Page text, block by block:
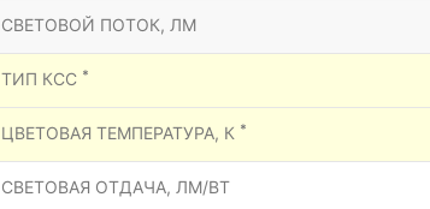
СВЕТОВОЙ ПОТОК, ЛМ
ТИП КСС *
ЦВЕТОВАЯ ТЕМПЕРАТУРА, К *
СВЕТОВАЯ ОТДАЧА, ЛМ/ВТ